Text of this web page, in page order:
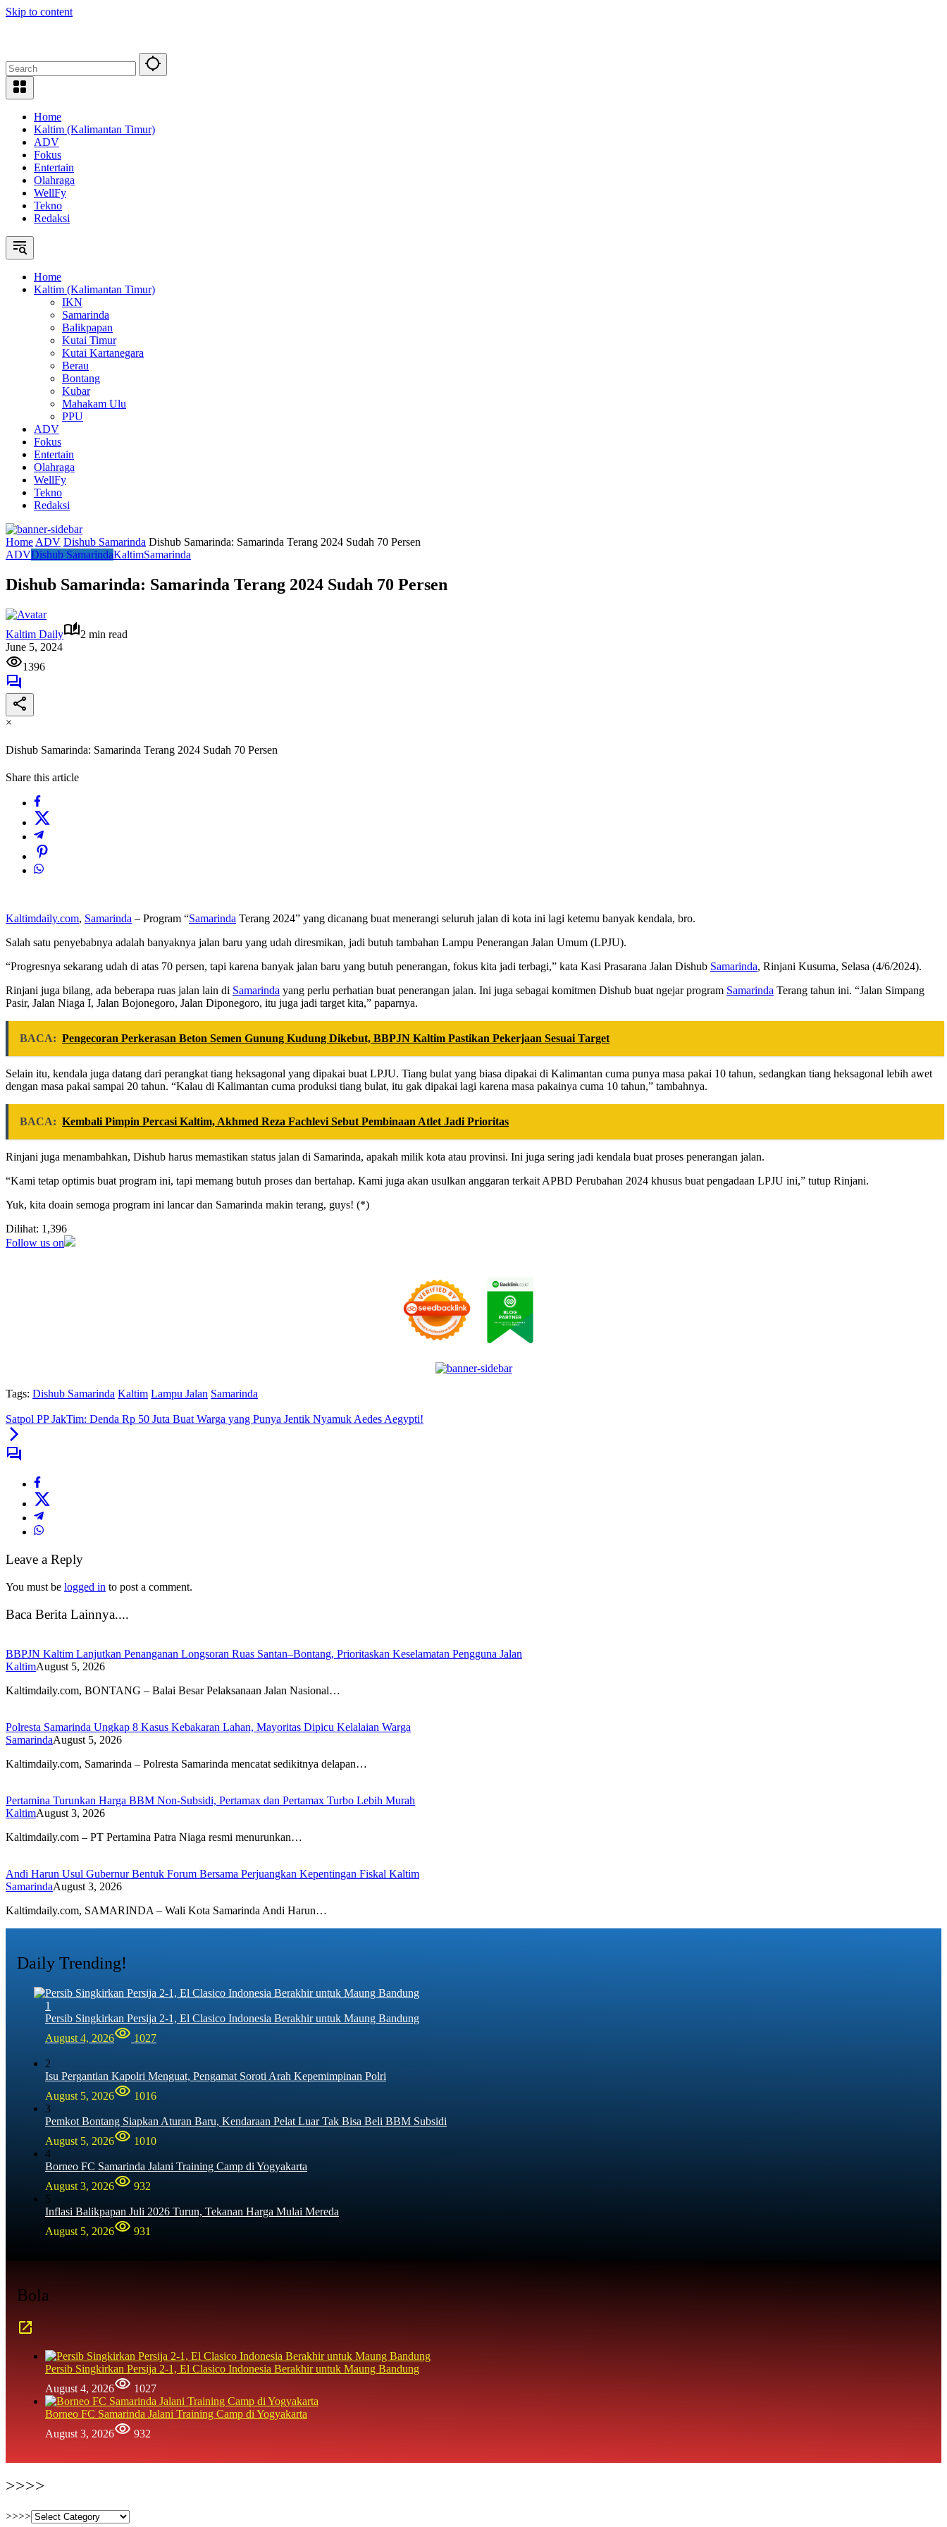
Skip to content
Home
Kaltim (Kalimantan Timur)
ADV
Fokus
Entertain
Olahraga
WellFy
Tekno
Redaksi
Home
Kaltim (Kalimantan Timur)
IKN
Samarinda
Balikpapan
Kutai Timur
Kutai Kartanegara
Berau
Bontang
Kubar
Mahakam Ulu
PPU
ADV
Fokus
Entertain
Olahraga
WellFy
Tekno
Redaksi
Home ADV Dishub Samarinda Dishub Samarinda: Samarinda Terang 2024 Sudah 70 Persen
ADVDishub SamarindaKaltimSamarinda
Dishub Samarinda: Samarinda Terang 2024 Sudah 70 Persen
Kaltim Daily
2 min read
June 5, 2024
1396
×
Dishub Samarinda: Samarinda Terang 2024 Sudah 70 Persen
Share this article
Kaltimdaily.com, Samarinda – Program “Samarinda Terang 2024” yang dicanang buat menerangi seluruh jalan di kota ini lagi ketemu banyak kendala, bro.
Salah satu penyebabnya adalah banyaknya jalan baru yang udah diresmikan, jadi butuh tambahan Lampu Penerangan Jalan Umum (LPJU).
“Progresnya sekarang udah di atas 70 persen, tapi karena banyak jalan baru yang butuh penerangan, fokus kita jadi terbagi,” kata Kasi Prasarana Jalan Dishub Samarinda, Rinjani Kusuma, Selasa (4/6/2024).
Rinjani juga bilang, ada beberapa ruas jalan lain di Samarinda yang perlu perhatian buat penerangan jalan. Ini juga sebagai komitmen Dishub buat ngejar program Samarinda Terang tahun ini. “Jalan Simpang
Pasir, Jalan Niaga I, Jalan Bojonegoro, Jalan Diponegoro, itu juga jadi target kita,” paparnya.
BACA: Pengecoran Perkerasan Beton Semen Gunung Kudung Dikebut, BBPJN Kaltim Pastikan Pekerjaan Sesuai Target
Selain itu, kendala juga datang dari perangkat tiang heksagonal yang dipakai buat LPJU. Tiang bulat yang biasa dipakai di Kalimantan cuma punya masa pakai 10 tahun, sedangkan tiang heksagonal lebih awet
dengan masa pakai sampai 20 tahun. “Kalau di Kalimantan cuma produksi tiang bulat, itu gak dipakai lagi karena masa pakainya cuma 10 tahun,” tambahnya.
BACA: Kembali Pimpin Percasi Kaltim, Akhmed Reza Fachlevi Sebut Pembinaan Atlet Jadi Prioritas
Rinjani juga menambahkan, Dishub harus memastikan status jalan di Samarinda, apakah milik kota atau provinsi. Ini juga sering jadi kendala buat proses penerangan jalan.
“Kami tetap optimis buat program ini, tapi memang butuh proses dan bertahap. Kami juga akan usulkan anggaran terkait APBD Perubahan 2024 khusus buat pengadaan LPJU ini,” tutup Rinjani.
Yuk, kita doain semoga program ini lancar dan Samarinda makin terang, guys! (*)
Dilihat: 1,396
Follow us on
Tags: Dishub Samarinda Kaltim Lampu Jalan Samarinda
Satpol PP JakTim: Denda Rp 50 Juta Buat Warga yang Punya Jentik Nyamuk Aedes Aegypti!
Leave a Reply
You must be logged in to post a comment.
Baca Berita Lainnya....
BBPJN Kaltim Lanjutkan Penanganan Longsoran Ruas Santan–Bontang, Prioritaskan Keselamatan Pengguna Jalan
KaltimAugust 5, 2026
Kaltimdaily.com, BONTANG – Balai Besar Pelaksanaan Jalan Nasional…
Polresta Samarinda Ungkap 8 Kasus Kebakaran Lahan, Mayoritas Dipicu Kelalaian Warga
SamarindaAugust 5, 2026
Kaltimdaily.com, Samarinda – Polresta Samarinda mencatat sedikitnya delapan…
Pertamina Turunkan Harga BBM Non-Subsidi, Pertamax dan Pertamax Turbo Lebih Murah
KaltimAugust 3, 2026
Kaltimdaily.com – PT Pertamina Patra Niaga resmi menurunkan…
Andi Harun Usul Gubernur Bentuk Forum Bersama Perjuangkan Kepentingan Fiskal Kaltim
SamarindaAugust 3, 2026
Kaltimdaily.com, SAMARINDA – Wali Kota Samarinda Andi Harun…
Daily Trending!
1
Persib Singkirkan Persija 2-1, El Clasico Indonesia Berakhir untuk Maung Bandung
August 4, 2026
1027
2
Isu Pergantian Kapolri Menguat, Pengamat Soroti Arah Kepemimpinan Polri
August 5, 2026
1016
3
Pemkot Bontang Siapkan Aturan Baru, Kendaraan Pelat Luar Tak Bisa Beli BBM Subsidi
August 5, 2026
1010
4
Borneo FC Samarinda Jalani Training Camp di Yogyakarta
August 3, 2026
932
5
Inflasi Balikpapan Juli 2026 Turun, Tekanan Harga Mulai Mereda
August 5, 2026
931
Bola
Persib Singkirkan Persija 2-1, El Clasico Indonesia Berakhir untuk Maung Bandung
August 4, 2026
1027
Borneo FC Samarinda Jalani Training Camp di Yogyakarta
August 3, 2026
932
>>>>
>>>>